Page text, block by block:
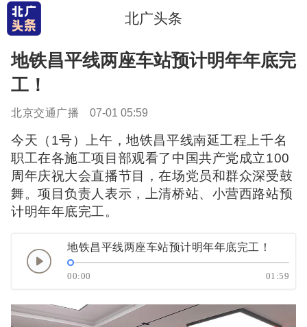
北广头条
地铁昌平线两座车站预计明年年底完
工！
北京交通广播 07-01 05:59
今天（1号）上午，地铁昌平线南延工程上千名
职工在各施工项目部观看了中国共产党成立100
周年庆祝大会直播节目，在场党员和群众深受鼓
舞。项目负责人表示，上清桥站、小营西路站预
计明年年底完工。
地铁昌平线两座车站预计明年年底完工！
00:00 01:59